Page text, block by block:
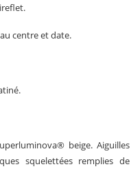
centre et date.
beige. Aiguilles
squelettées remplies de